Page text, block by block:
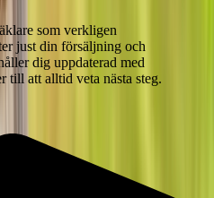
som verkligen
just din försäljning och
dig uppdaterad med
till att alltid veta nästa steg.